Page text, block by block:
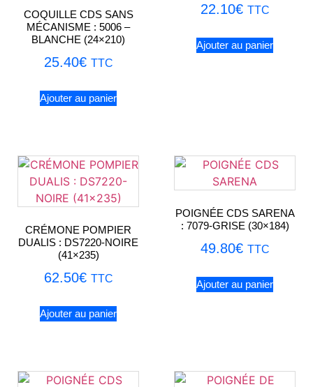
COQUILLE CDS SANS
MÉCANISME : 5006 –
BLANCHE (24×210)
25.40€ TTC
Ajouter au panier
22.10€ TTC
Ajouter au panier
CRÉMONE POMPIER
DUALIS : DS7220-NOIRE
(41×235)
62.50€ TTC
Ajouter au panier
POIGNÉE CDS SARENA
: 7079-GRISE (30×184)
49.80€ TTC
Ajouter au panier